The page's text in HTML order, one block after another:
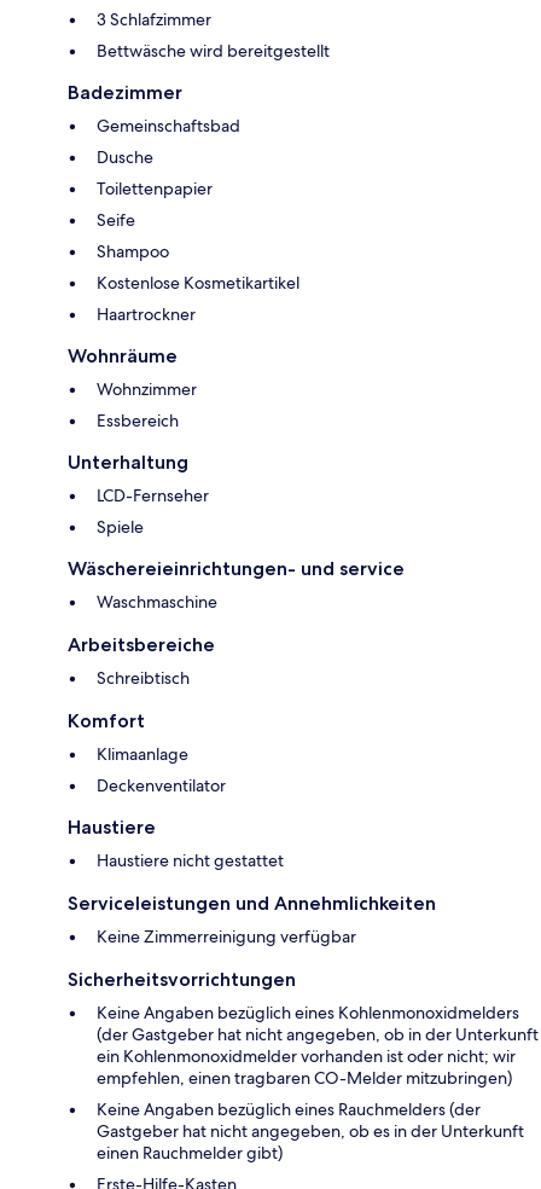
3 Schlafzimmer
Bettwäsche wird bereitgestellt
Badezimmer
Gemeinschaftsbad
Dusche
Toilettenpapier
Seife
Shampoo
Kostenlose Kosmetikartikel
Haartrockner
Wohnräume
Wohnzimmer
Essbereich
Unterhaltung
LCD-Fernseher
Spiele
Wäschereieinrichtungen- und service
Waschmaschine
Arbeitsbereiche
Schreibtisch
Komfort
Klimaanlage
Deckenventilator
Haustiere
Haustiere nicht gestattet
Serviceleistungen und Annehmlichkeiten
Keine Zimmerreinigung verfügbar
Sicherheitsvorrichtungen
Keine Angaben bezüglich eines Kohlenmonoxidmelders
(der Gastgeber hat nicht angegeben, ob in der Unterkunft
ein Kohlenmonoxidmelder vorhanden ist oder nicht; wir
empfehlen, einen tragbaren CO-Melder mitzubringen)
Keine Angaben bezüglich eines Rauchmelders (der
Gastgeber hat nicht angegeben, ob es in der Unterkunft
einen Rauchmelder gibt)
Ers­te-Hil­fe-Kas­ten